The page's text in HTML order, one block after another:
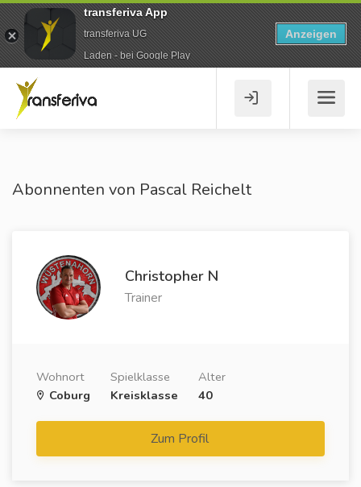
Abonnenten von Pascal Reichelt
Christopher N
Trainer
Wohnort
Coburg
Spielklasse
Kreisklasse
Alter
40
Zum Profil
transferiva App
transferiva UG
Laden - bei Google Play
Anzeigen